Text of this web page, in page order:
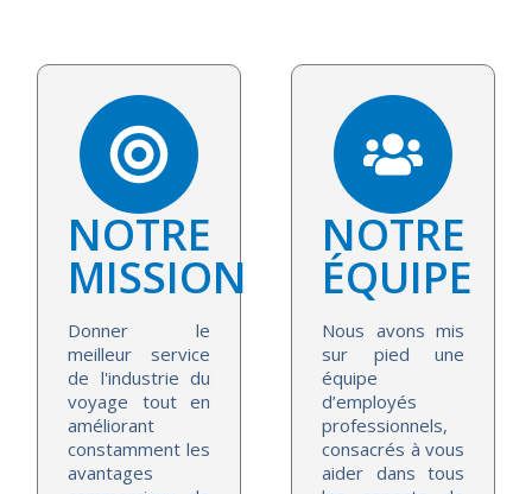
NOTRE
MISSION​
Donner le
meilleur service
de l'industrie du
voyage tout en
améliorant
constamment les
avantages
NOTRE
ÉQUIPE
Nous avons mis
sur pied une
équipe
d’employés
professionnels,
consacrés à vous
aider dans tous